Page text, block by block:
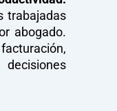
trabajadas
abogado.